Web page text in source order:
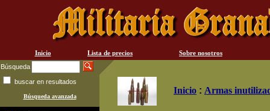
Inicio Lista de precios
Sobre nosotros
Búsqueda
buscar en resultados
Búsqueda avanzada
Inicio : Armas